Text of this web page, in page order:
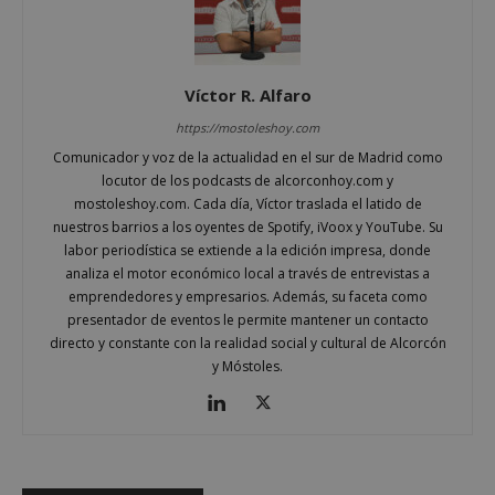
Víctor R. Alfaro
https://mostoleshoy.com
Comunicador y voz de la actualidad en el sur de Madrid como
locutor de los podcasts de alcorconhoy.com y
mostoleshoy.com. Cada día, Víctor traslada el latido de
nuestros barrios a los oyentes de Spotify, iVoox y YouTube. Su
labor periodística se extiende a la edición impresa, donde
analiza el motor económico local a través de entrevistas a
emprendedores y empresarios. Además, su faceta como
presentador de eventos le permite mantener un contacto
directo y constante con la realidad social y cultural de Alcorcón
y Móstoles.
Cookies de rendimiento
Cookies de preferencias
Cookies de funcionalidad
Cookies no clasificadas
Las cookies estrictamente necesarias permiten la
funcionalidad principal del sitio web, como el
inicio de sesión de usuario y la gestión de cuentas.
El sitio web no se puede utilizar correctamente sin
las cookies estrictamente necesarias.
Nombre
Proveedor
/
Dominio
__cf_bm
Cloudflare Inc.
56